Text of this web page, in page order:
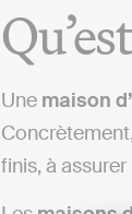
Une maison
finis, à